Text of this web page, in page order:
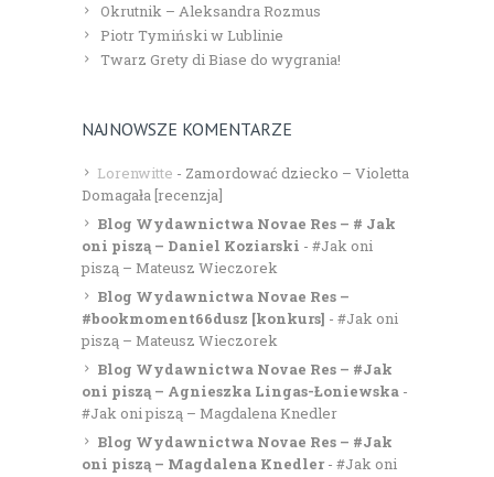
Okrutnik – Aleksandra Rozmus
Piotr Tymiński w Lublinie
Twarz Grety di Biase do wygrania!
NAJNOWSZE KOMENTARZE
Lorenwitte - Zamordować dziecko – Violetta
Domagała [recenzja]
Blog Wydawnictwa Novae Res – # Jak
oni piszą – Daniel Koziarski - #Jak oni
piszą – Mateusz Wieczorek
Blog Wydawnictwa Novae Res –
#bookmoment66dusz [konkurs] - #Jak oni
piszą – Mateusz Wieczorek
Blog Wydawnictwa Novae Res – #Jak
oni piszą – Agnieszka Lingas-Łoniewska -
#Jak oni piszą – Magdalena Knedler
Blog Wydawnictwa Novae Res – #Jak
oni piszą – Magdalena Knedler- #Jak oni